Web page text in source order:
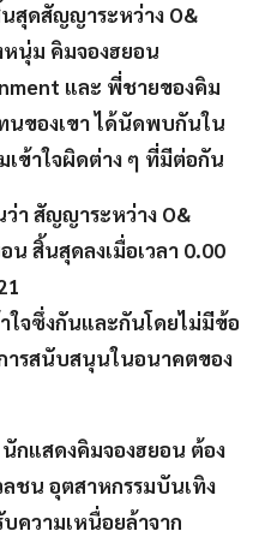
สุดสัญญาระหว่าง O&
นุ่ม คิมจองฮยอน
และ พี่ชายของคิม
ของเขา ได้นัดพบกันใน
เข้าใจผิดต่าง ๆ ที่มีต่อกัน
า สัญญาระหว่าง O&
สิ้นสุดลงเมื่อเวลา 0.00
ใจซึ่งกันและกันโดยไม่มีข้อ
ารสนับสนุนในอนาคตของ
กแสดงคิมจองฮยอน ต้อง
ชน อุตสาหกรรมบันเทิง
ความเหนื่อยล้าจาก